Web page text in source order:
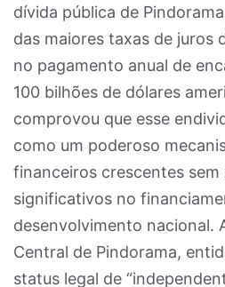
dívida pública de
das maiores taxas de juros
no pagamento anual de
100 bilhões de dólares
comprovou que esse
como um poderoso
financeiros crescentes sem
significativos no
desenvolvimento nacional.
Central de Pindorama,
status legal de